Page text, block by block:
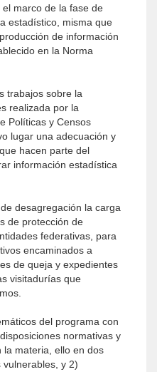
marco de la fase de
estadístico, misma que
de información
en la Norma
trabajos sobre la
realizada por la
Políticas y Censos
lugar una adecuación y
hacen parte del
información estadística
desagregación la carga
de protección de
federativas, para
encaminados a
de queja y expedientes
visitadurías que
del programa con
normativas y
la materia, ello en dos
y 2)